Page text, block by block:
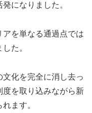
になりました。
を単なる通過点では
た。
化を完全に消し去っ
を取り込みながら新
ます。